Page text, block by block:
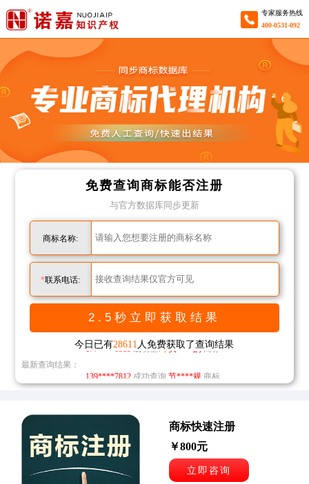
专家服务热线
400-0531-092
免费查询商标能否注册
与官方数据库同步更新
商标名称:
*联系电话:
今日已有28611 人免费获取了查询结果
最新查询结果：
151****5212 成功查询 第****发 商标
133****6511 成功查询 三****染
138****8598 成功查询 多****鸿 商标
成功查询 头****的
成功查询 三****染 商标
138****8598 多****鸿 商标
177****0585 头****的 商标
商标快速注册
￥800元
立即咨询